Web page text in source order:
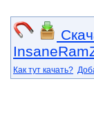
Как тут качать?